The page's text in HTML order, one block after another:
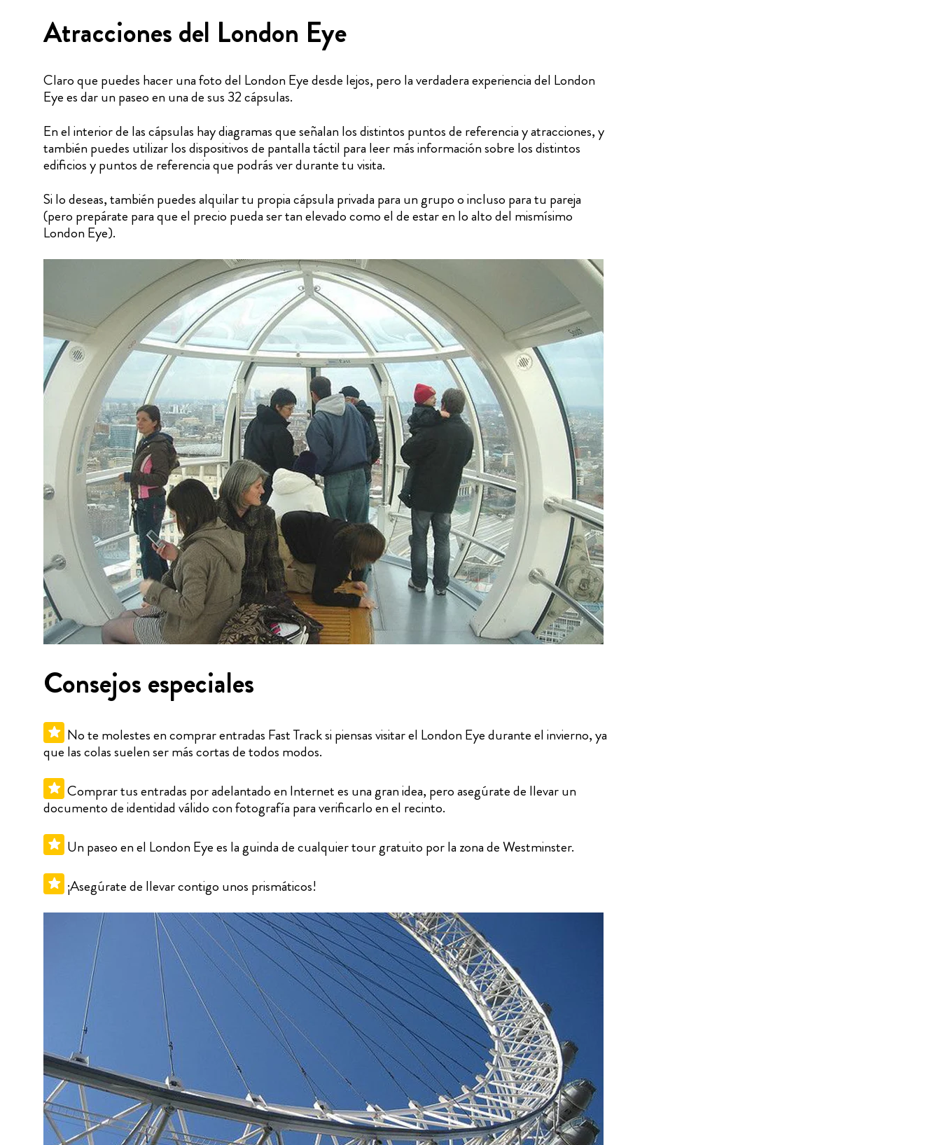
Atracciones del London Eye
Claro que puedes hacer una foto del London Eye desde lejos, pero la verdadera experiencia del London
Eye es dar un paseo en una de sus 32 cápsulas.
En el interior de las cápsulas hay diagramas que señalan los distintos puntos de referencia y atracciones, y
también puedes utilizar los dispositivos de pantalla táctil para leer más información sobre los distintos
edificios y puntos de referencia que podrás ver durante tu visita.
Si lo deseas, también puedes alquilar tu propia cápsula privada para un grupo o incluso para tu pareja
(pero prepárate para que el precio pueda ser tan elevado como el de estar en lo alto del mismísimo
London Eye).
Consejos especiales
No te molestes en comprar entradas Fast Track si piensas visitar el London Eye durante el invierno, ya
que las colas suelen ser más cortas de todos modos.
Comprar tus entradas por adelantado en Internet es una gran idea, pero asegúrate de llevar un
documento de identidad válido con fotografía para verificarlo en el recinto.
Un paseo en el London Eye es la guinda de cualquier tour gratuito por la zona de Westminster.
¡Asegúrate de llevar contigo unos prismáticos!